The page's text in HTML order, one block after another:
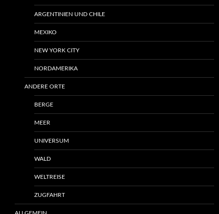
ARGENTINIEN UND CHILE
MEXIKO
NEW YORK CITY
NORDAMERIKA
ANDERE ORTE
BERGE
MEER
UNIVERSUM
WALD
WELTREISE
ZUGFAHRT